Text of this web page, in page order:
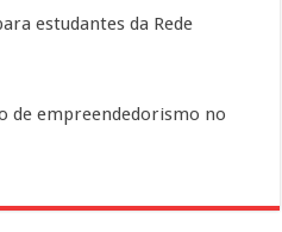
estudantes da Rede
de empreendedorismo no